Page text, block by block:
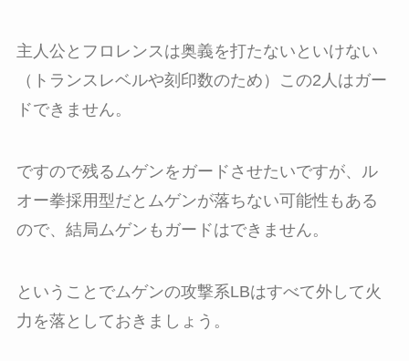
主人公とフロレンスは奥義を打たないといけない
（トランスレベルや刻印数のため）この2人はガー
ドできません。
ですので残るムゲンをガードさせたいですが、ル
オー拳採用型だとムゲンが落ちない可能性もある
ので、結局ムゲンもガードはできません。
ということでムゲンの攻撃系LBはすべて外して火
力を落としておきましょう。